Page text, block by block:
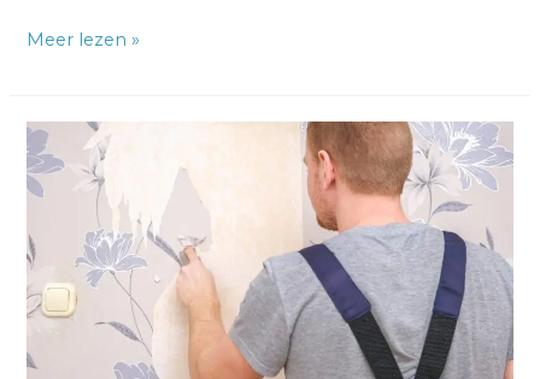
Meer lezen »
Vliesbehang
van
200
Verwijderen:
Hoe
dan?